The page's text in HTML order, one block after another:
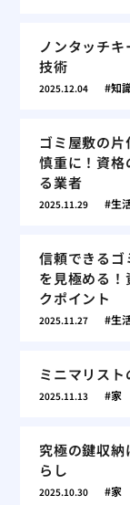
ノンタッチ
技術
2025.12.04 知
ゴミ屋敷の
慎重に！資格
る業者
2025.11.29 生
信頼できるゴ
を見極める！
クポイント
2025.11.27 生
ミニマリス
2025.11.13 家
究極の鍵収
らし
2025.10.30 家